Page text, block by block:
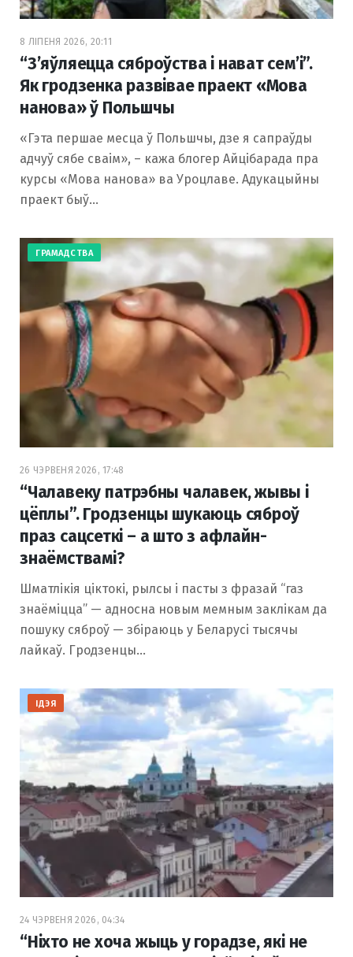
8 ЛІПЕНЯ 2026, 20:11
“З’яўляецца сяброўства і нават сем’і”.
Як гродзенка развівае праект «Мова
нанова» ў Польшчы
«Гэта першае месца ў Польшчы, дзе я сапраўды
адчуў сябе сваім», – кажа блогер Айцібарада пра
курсы «Мова нанова» ва Уроцлаве. Адукацыйны
праект быў…
ГРАМАДСТВА
26 ЧЭРВЕНЯ 2026, 17:48
“Чалавеку патрэбны чалавек, жывы і
цёплы”. Гродзенцы шукаюць сяброў
праз сацсеткі – а што з афлайн-
знаёмствамі?
Шматлікія ціктокі, рылсы і пасты з фразай “газ
знаёміцца” — адносна новым мемным заклікам да
пошуку сяброў — збіраюць у Беларусі тысячы
лайкаў. Гродзенцы…
ІДЭЯ
24 ЧЭРВЕНЯ 2026, 04:34
“Ніхто не хоча жыць у горадзе, які не